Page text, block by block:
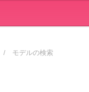
/ モデルの検索